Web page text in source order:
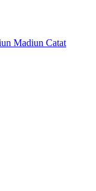
Madiun Catat